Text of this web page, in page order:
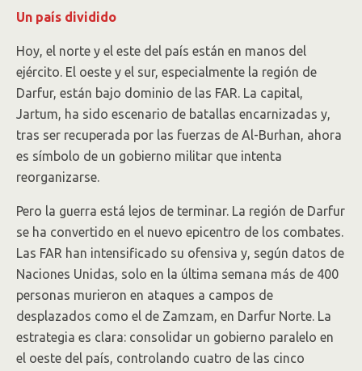
Un país dividido
Hoy, el norte y el este del país están en manos del
ejército. El oeste y el sur, especialmente la región de
Darfur, están bajo dominio de las FAR. La capital,
Jartum, ha sido escenario de batallas encarnizadas y,
tras ser recuperada por las fuerzas de Al-Burhan, ahora
es símbolo de un gobierno militar que intenta
reorganizarse.
Pero la guerra está lejos de terminar. La región de Darfur
se ha convertido en el nuevo epicentro de los combates.
Las FAR han intensificado su ofensiva y, según datos de
Naciones Unidas, solo en la última semana más de 400
personas murieron en ataques a campos de
desplazados como el de Zamzam, en Darfur Norte. La
estrategia es clara: consolidar un gobierno paralelo en
el oeste del país, controlando cuatro de las cinco